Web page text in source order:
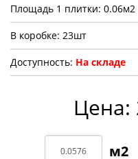
Площадь 1 плитки: 0.06м2
В коробке: 23шт
Доступность: На складе
Цена: